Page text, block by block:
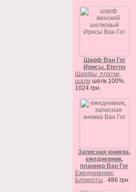
Шарф Ван Гог
Ирисы. Eterno
Шарфы, платки,
шали шёлк 100%.
1024 грн.
Записная книжка,
ежедневник,
планнер Ван Гог
Ежедневники,
Блокноты . 486 грн.